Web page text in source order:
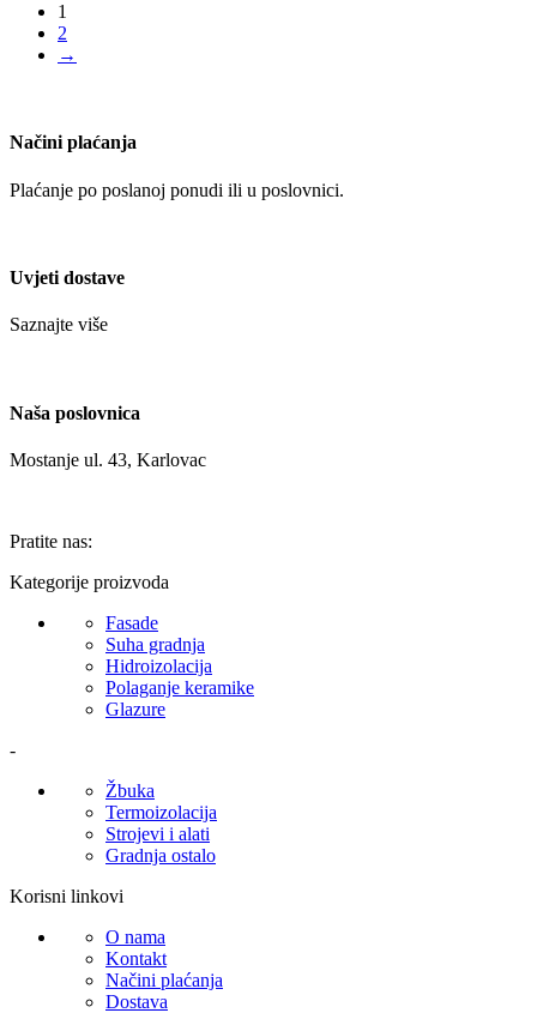
1
2
→
Načini plaćanja
Plaćanje po poslanoj ponudi ili u poslovnici.
Uvjeti dostave
Saznajte više
Naša poslovnica
Mostanje ul. 43, Karlovac
Pratite nas:
Kategorije proizvoda
Fasade
Suha gradnja
Hidroizolacija
Polaganje keramike
Glazure
-
Žbuka
Termoizolacija
Strojevi i alati
Gradnja ostalo
Korisni linkovi
O nama
Kontakt
Načini plaćanja
Dostava